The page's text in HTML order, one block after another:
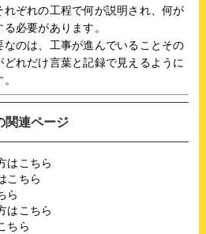
ぞれの工程で何が説明され、何が
必要があります。
のは、工事が進んでいることその
れだけ言葉と記録で見えるように
関連ページ
はこちら
こちら
ら
はこちら
ちら